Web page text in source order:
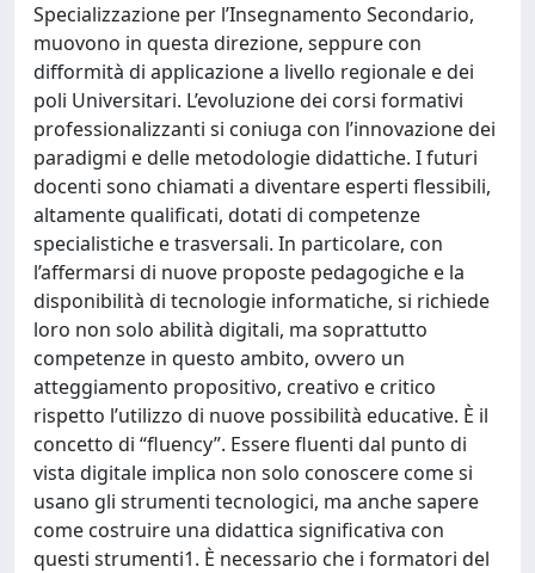
Specializzazione per l’Insegnamento Secondario,
muovono in questa direzione, seppure con
difformità di applicazione a livello regionale e dei
poli Universitari. L’evoluzione dei corsi formativi
professionalizzanti si coniuga con l’innovazione dei
paradigmi e delle metodologie didattiche. I futuri
docenti sono chiamati a diventare esperti flessibili,
altamente qualificati, dotati di competenze
specialistiche e trasversali. In particolare, con
l’affermarsi di nuove proposte pedagogiche e la
disponibilità di tecnologie informatiche, si richiede
loro non solo abilità digitali, ma soprattutto
competenze in questo ambito, ovvero un
atteggiamento propositivo, creativo e critico
rispetto l’utilizzo di nuove possibilità educative. È il
concetto di “fluency”. Essere fluenti dal punto di
vista digitale implica non solo conoscere come si
usano gli strumenti tecnologici, ma anche sapere
come costruire una didattica significativa con
questi strumenti1. È necessario che i formatori del